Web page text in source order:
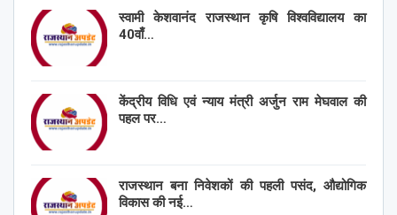
स्वामी केशवानंद राजस्थान कृषि विश्वविद्यालय का
40वाँ…
केंद्रीय विधि एवं न्याय मंत्री अर्जुन राम मेघवाल की
पहल पर…
राजस्थान बना निवेशकों की पहली पसंद, औद्योगिक
विकास की नई…